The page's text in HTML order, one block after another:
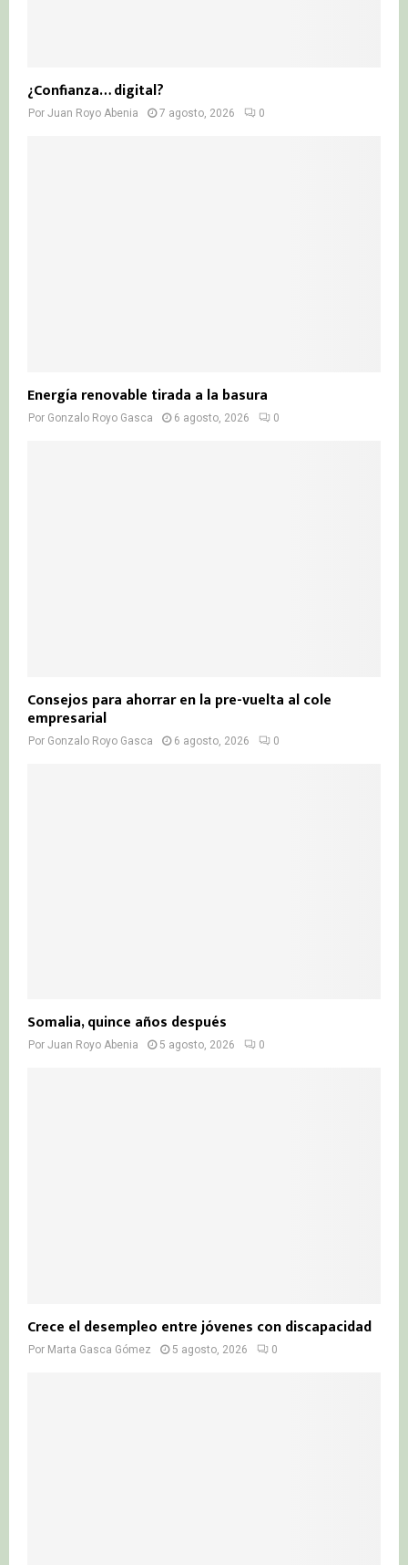
¿Confianza… digital?
Por Juan Royo Abenia 7 agosto, 2026 0
Energía renovable tirada a la basura
Por Gonzalo Royo Gasca 6 agosto, 2026 0
Consejos para ahorrar en la pre-vuelta al cole
empresarial
Por Gonzalo Royo Gasca 6 agosto, 2026 0
Somalia, quince años después
Por Juan Royo Abenia 5 agosto, 2026 0
Crece el desempleo entre jóvenes con discapacidad
Por Marta Gasca Gómez 5 agosto, 2026 0